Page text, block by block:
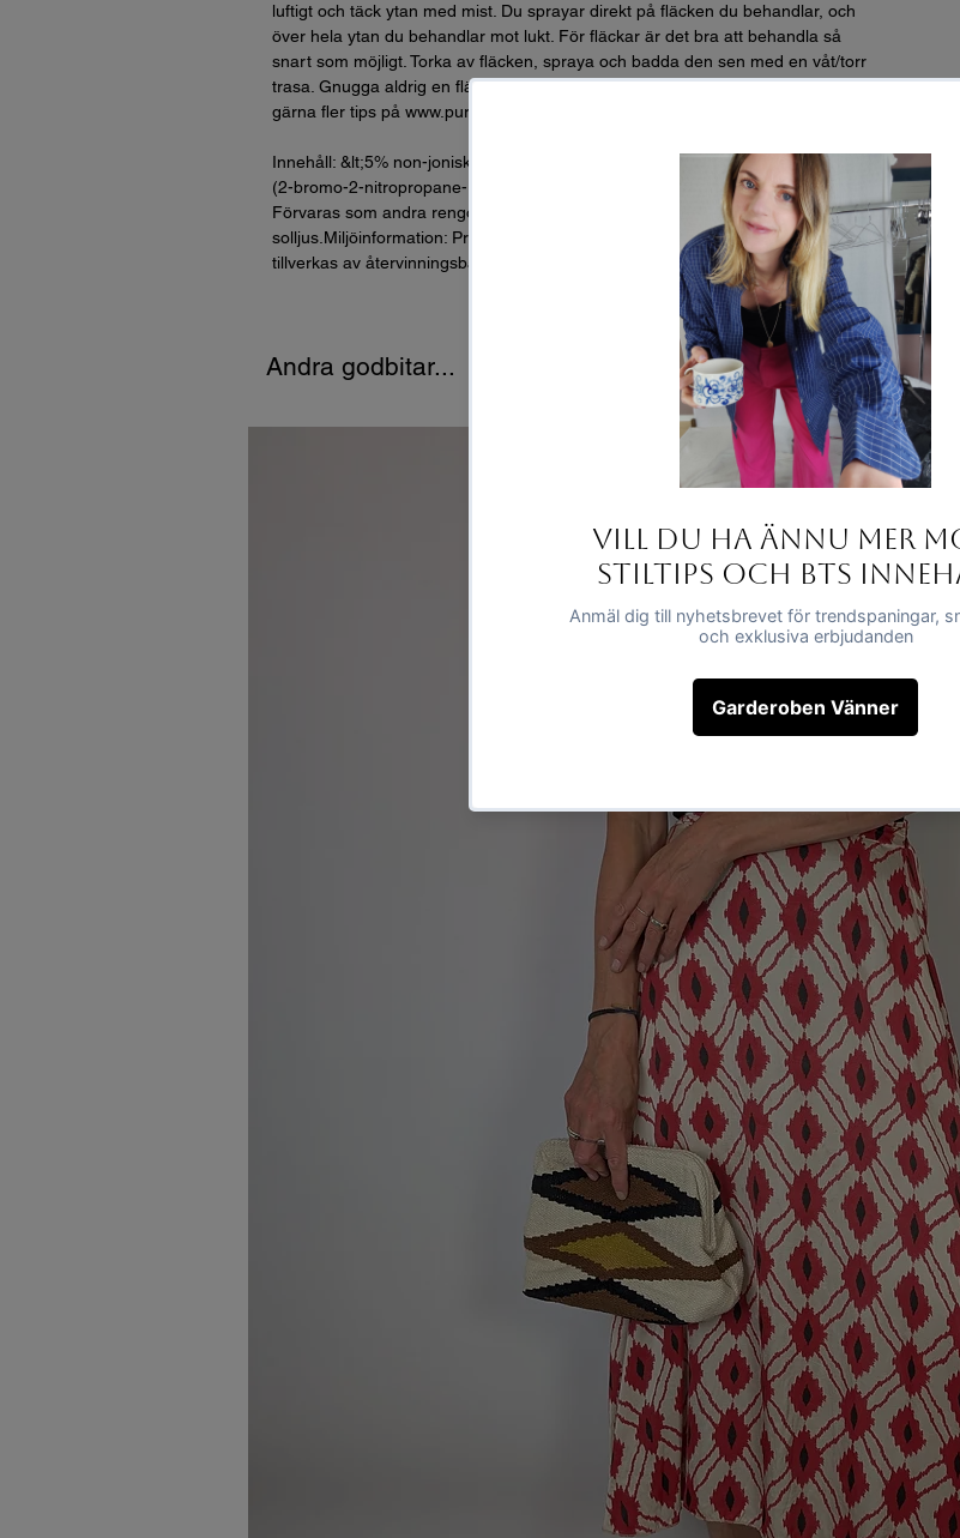
luftigt och täck ytan med mist. Du sprayar direkt på fläcken du behandlar, och
över hela ytan du behandlar mot lukt. För fläckar är det bra att behandla så
snart som möjligt. Torka av fläcken, spraya och badda den sen med en våt/torr
trasa. Gnugga aldrig en fläck, för att undvika att den pressas in i textilfibern. Se
gärna fler tips på www.pureeffectsweden.com/textilecare
Innehåll: &lt;5% non-jonisk tensid, bakteriekultur, parfym, konserveringsmedel
(2-bromo-2-nitropropane-1,3-diol).Hållbarhet: Öppnad flaska är hållbar i 2 år.
Förvaras som andra rengöringsprodukter. Normal rumstemperatur, ej i direkt
solljus.Miljöinformation: Produkten är lätt biologiskt nedbrytbar. Förpackningen
tillverkas av återvinningsbar plast och källsorteras som hård plastförpackning.
Andra godbitar...